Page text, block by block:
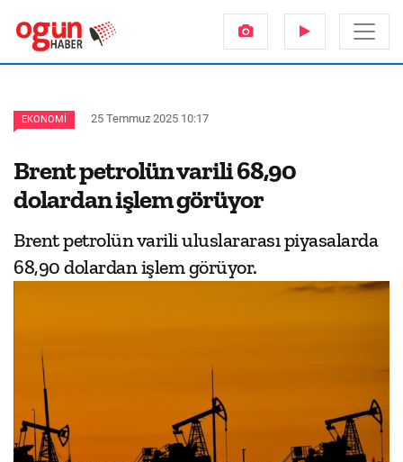
EKONOMI 25 Temmuz 2025 10:17
Brent petrolün varili 68,90
dolardan işlem görüyor
Brent petrolün varili uluslararası piyasalarda
68,90 dolardan işlem görüyor.